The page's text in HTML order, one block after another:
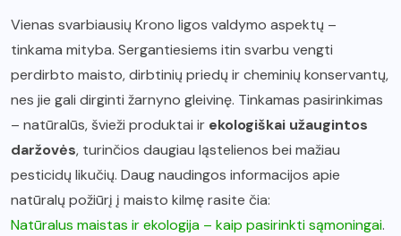
Vienas svarbiausių Krono ligos valdymo aspektų –
tinkama mityba. Sergantiesiems itin svarbu vengti
perdirbto maisto, dirbtinių priedų ir cheminių konservantų,
nes jie gali dirginti žarnyno gleivinę. Tinkamas pasirinkimas
– natūralūs, švieži produktai ir ekologiškai užaugintos
daržovės, turinčios daugiau ląstelienos bei mažiau
pesticidų likučių. Daug naudingos informacijos apie
natūralų požiūrį į maisto kilmę rasite čia:
Natūralus maistas ir ekologija – kaip pasirinkti sąmoningai.